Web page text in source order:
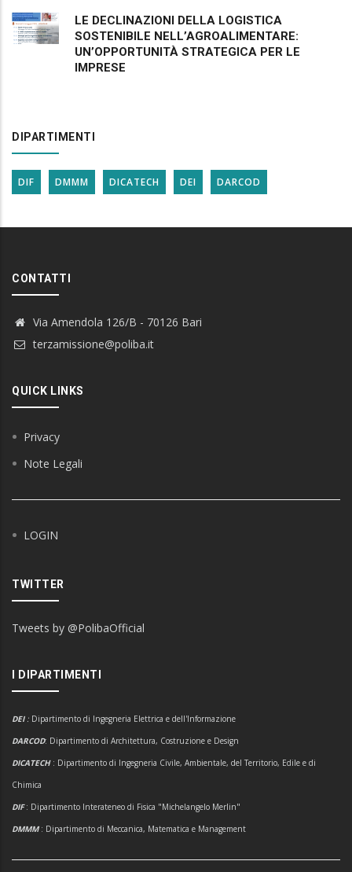
LE DECLINAZIONI DELLA LOGISTICA
SOSTENIBILE NELL’AGROALIMENTARE:
UN’OPPORTUNITÀ STRATEGICA PER LE
IMPRESE
DIPARTIMENTI
DIF DMMM DICATECH DEI DARCOD
CONTATTI
Via Amendola 126/B - 70126 Bari
terzamissione@poliba.it
QUICK LINKS
Privacy
Note Legali
LOGIN
TWITTER
Tweets by @PolibaOfficial
I DIPARTIMENTI
DEI : Dipartimento di Ingegneria Elettrica e dell'Informazione
DARCOD: Dipartimento di Architettura, Costruzione e Design
DICATECH : Dipartimento di Ingegneria Civile, Ambientale, del Territorio, Edile e di
Chimica
DIF: Dipartimento Interateneo di Fisica "Michelangelo Merlin"
DMMM: Dipartimento di Meccanica, Matematica e Management